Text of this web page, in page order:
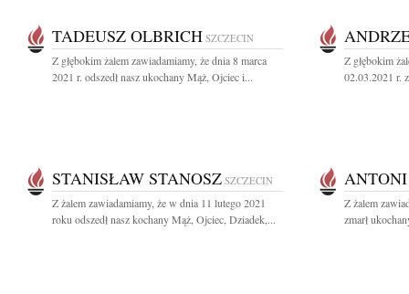
TADEUSZ OLBRICH SZCZECIN
Z głębokim żalem zawiadamiamy, że dnia 8 marca
2021 r. odszedł nasz ukochany Mąż, Ojciec i...
Z głębokim
02.03.2021 r.
STANISŁAW STANOSZ SZCZECIN
Z żalem zawiadamiamy, że w dnia 11 lutego 2021
roku odszedł nasz kochany Mąż, Ojciec, Dziadek,...
Z żalem
zmarł